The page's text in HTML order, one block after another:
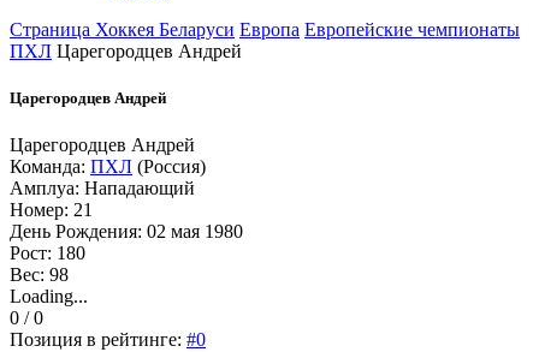
Страница Хоккея Беларуси Европа Европейские чемпионаты
ПХЛ Царегородцев Андрей
Царегородцев Андрей
Царегородцев Андрей
Команда: ПХЛ (Россия)
Амплуа: Нападающий
Номер: 21
День Рождения: 02 мая 1980
Рост: 180
Вес: 98
Loading...
0 / 0
Позиция в рейтинге: #0